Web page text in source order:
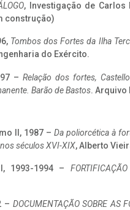
, Investigação de Carlos
construção)
Tombos dos Fortes da Ilha
do Exército.
– Relação dos fortes,
Barão de Bastos. Arquivo
II, 1987 – Da poliorcética à
séculos XVI-XIX, Alberto
1993-1994 –
– DOCUMENTAÇÃO SOBRE AS